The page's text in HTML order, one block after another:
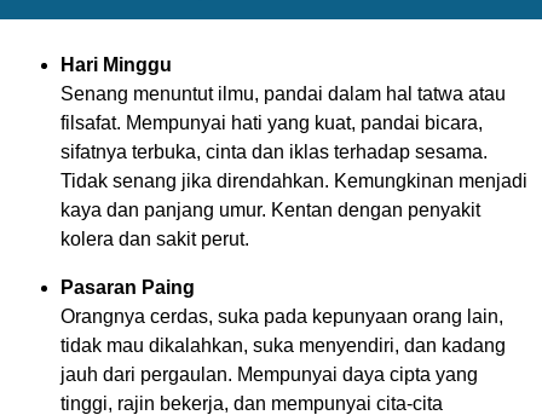
Hari Minggu
Senang menuntut ilmu, pandai dalam hal tatwa atau
filsafat. Mempunyai hati yang kuat, pandai bicara,
sifatnya terbuka, cinta dan iklas terhadap sesama.
Tidak senang jika direndahkan. Kemungkinan menjadi
kaya dan panjang umur. Kentan dengan penyakit
kolera dan sakit perut.
Pasaran Paing
Orangnya cerdas, suka pada kepunyaan orang lain,
tidak mau dikalahkan, suka menyendiri, dan kadang
jauh dari pergaulan. Mempunyai daya cipta yang
tinggi, rajin bekerja, dan mempunyai cita-cita